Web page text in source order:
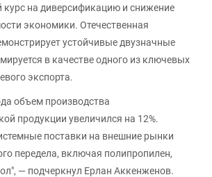
курс на диверсификацию и снижение
экономики. Отечественная
устойчивые двузначные
в качестве одного из ключевых
экспорта.
объем производства
продукции увеличился на 12%.
поставки на внешние рынки
передела, включая полипропилен,
— подчеркнул Ерлан Аккенженов.